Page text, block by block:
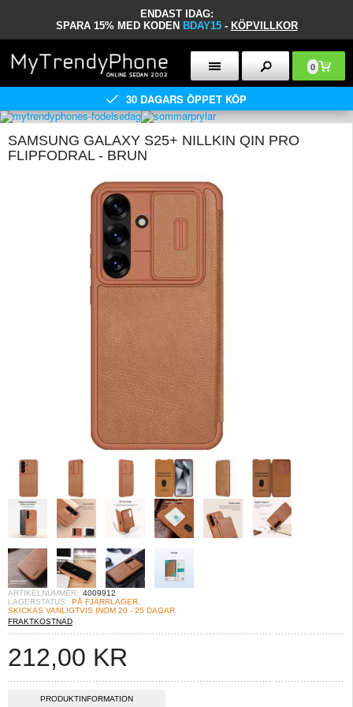
ENDAST IDAG:
SPARA 15% MED KODEN BDAY15 - KÖPVILLKOR
0
30 DAGARS ÖPPET KÖP
SAMSUNG GALAXY S25+ NILLKIN QIN PRO
FLIPFODRAL - BRUN
ARTIKELNUMMER: 4009912
LAGERSTATUS: PÅ FJÄRRLAGER.
SKICKAS VANLIGTVIS INOM 20 - 25 DAGAR
FRAKTKOSTNAD
212,00 KR
PRODUKTINFORMATION